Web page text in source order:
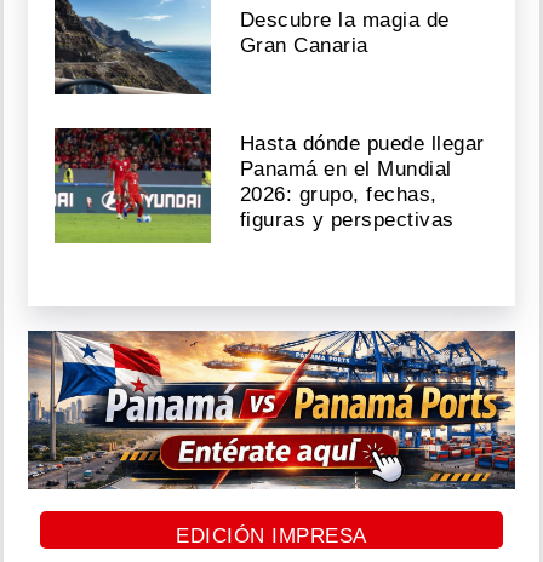
Descubre la magia de
Gran Canaria
Hasta dónde puede llegar
Panamá en el Mundial
2026: grupo, fechas,
figuras y perspectivas
EDICIÓN IMPRESA